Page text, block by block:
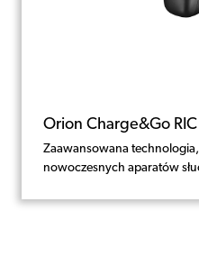
Orion Charge&Go RIC
Zaawansowana technologia, wygoda i
nowoczesnych aparatów